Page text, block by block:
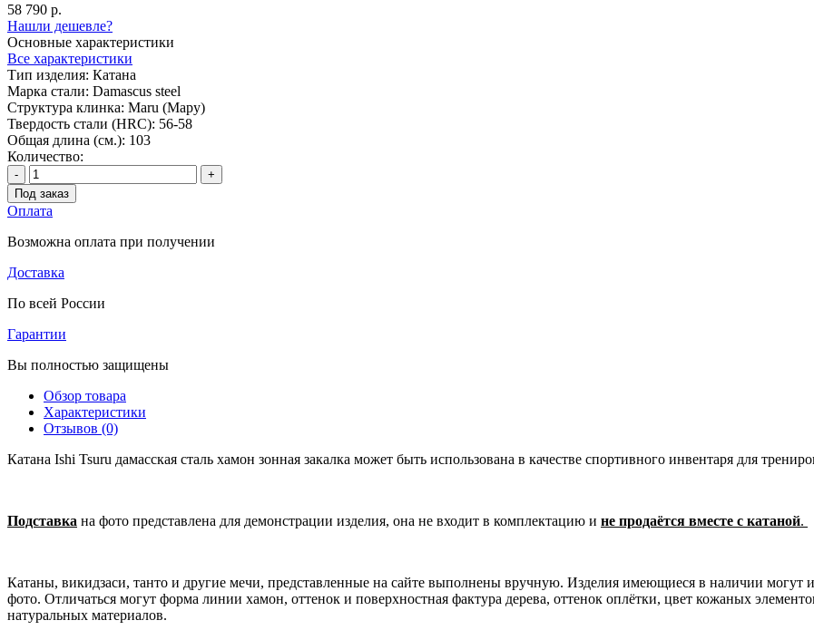
58 790 р.
Нашли дешевле?
Основные характеристики
Все характеристики
Тип изделия: Катана
Марка стали: Damascus steel
Структура клинка: Maru (Мару)
Твердость стали (HRC): 56-58
Общая длина (см.): 103
Количество:
-
+
Под заказ
Оплата
Возможна оплата при получении
Доставка
По всей России
Гарантии
Вы полностью защищены
Обзор товара
Характеристики
Отзывов (0)
Катана Ishi Tsuru дамасская сталь хамон зонная закалка может быть использована в качестве спортивного инвентаря для
Подставка на фото представлена для демонстрации изделия, она не входит в комплектацию и не продаётся вместе с катаной.
Катаны, викидзаси, танто и другие мечи, представленные на сайте выполнены вручную. Изделия имеющиеся в наличии могут
фото. Отличаться могут форма линии хамон, оттенок и поверхностная фактура дерева, оттенок оплётки, цвет кожаных
натуральных материалов.